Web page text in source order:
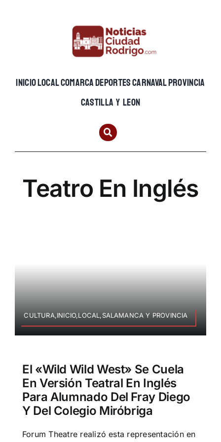
INICIOLOCALCOMARCADEPORTESCARNAVALPROVINCIA
CASTILLA Y LEON
Teatro En Inglés
CULTURA,INICIO,LOCAL,SALAMANCA Y PROVINCIA
El «Wild Wild West» Se Cuela
En Versión Teatral En Inglés
Para Alumnado Del Fray Diego
Y Del Colegio Miróbriga
Forum Theatre realizó esta representación en